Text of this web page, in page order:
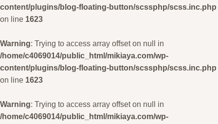
content/plugins/blog-floating-button/scssphp/scss.inc.php
on line 1623
Warning: Trying to access array offset on null in
/home/c4069014/public_html/mikiaya.com/wp-
content/plugins/blog-floating-button/scssphp/scss.inc.php
on line 1623
Warning: Trying to access array offset on null in
/home/c4069014/public_html/mikiaya.com/wp-